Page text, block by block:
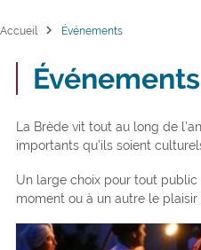
Accueil chevron_right Événements
Événements
La Brède vit tout au long de
importants qu’ils soient
Un large choix pour tout
moment ou à un autre le